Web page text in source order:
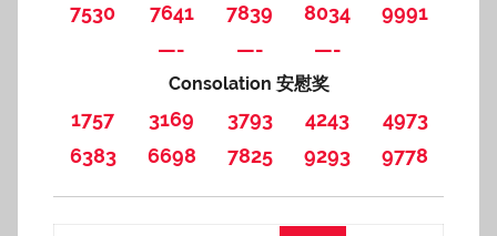
7530
7641 7839 8034
9991
—-
—- —-
Consolation 安慰奖
1757 3169 3793 4243
4973
6383
6698 7825 9293 9778